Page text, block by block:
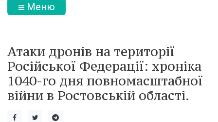
Меню
Атаки дронів на території
Російської Федерації: хроніка
1040-го дня повномасштабної
війни в Ростовській області.